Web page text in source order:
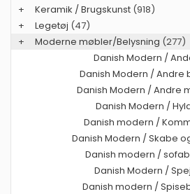
+
Keramik / Brugskunst (918)
+
Legetøj (47)
+
Moderne møbler/Belysning (277)
Danish Modern /
Danish Modern / Andre
Danish Modern / Andre
Danish Modern /
Danish modern /
Danish Modern / Skabe
Danish modern /
Danish Modern /
Danish modern /